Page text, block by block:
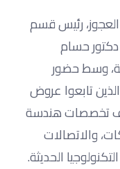
رئيس قسم
دكتور حسام
وسط حضور
تابعوا عروض
تخصصات هندسة
والاتصالات
الحديثة.